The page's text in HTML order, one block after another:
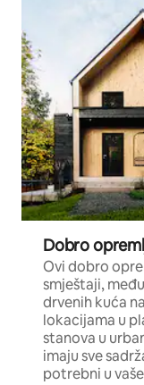
Dobro
Ovi dobro
smještaji,
drvenih kuća
lokacijama u
stanova u
imaju sve
potrebni u